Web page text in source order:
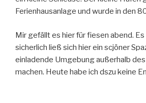
Ferienhausanlage und wurde in den
Mir gefällt es hier für fiesen abend.
sicherlich ließ sich hier ein scjöner
einladende Umgebung außerhalb
machen. Heute habe ich dszu keine